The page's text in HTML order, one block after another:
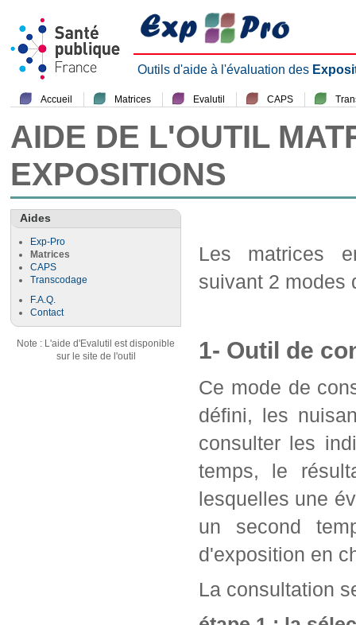
Outils d'aide à l'évaluation des
Accueil Matrices Evalutil CAPS
AIDE DE L'OUTIL
EXPOSITIONS
Aides
Exp-Pro
Matrices
CAPS
Transcodage
F.A.Q.
Contact
Note : L'aide d'Evalutil est disponible
sur le site de l'outil
Les matrices
suivant 2 modes
1- Outil de
Ce mode de
défini, les
consulter les
temps, le
lesquelles une
un second
d'exposition en
La consultation